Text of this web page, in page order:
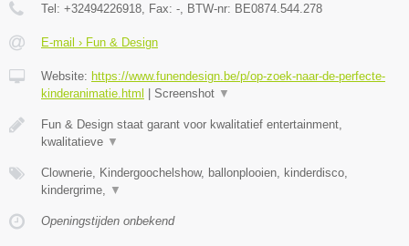
Tel: +32494226918 , Fax: - , BTW-nr: BE0874.544.278
E-mail › Fun & Design
Website: https://www.funendesign.be/p/op-zoek-naar-de-perfecte-
kinderanimatie.html | Screenshot ▼
Fun & Design staat garant voor kwalitatief entertainment,
kwalitatieve ▼
Clownerie, Kindergoochelshow, ballonplooien, kinderdisco,
kindergrime,
▼
Openingstijden onbekend